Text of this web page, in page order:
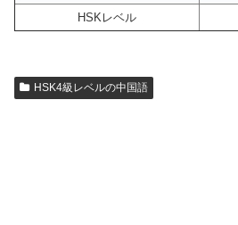
HSKレベル
HSK4級レベルの中国語